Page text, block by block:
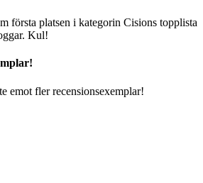
första platsen i kategorin Cisions topplista
Kul!
emot fler recensionsexemplar!